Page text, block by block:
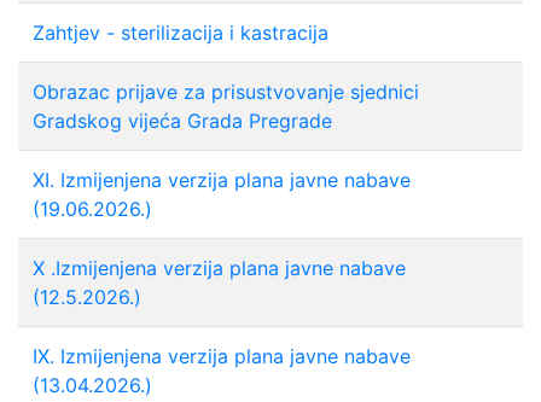
Zahtjev - sterilizacija i kastracija
Obrazac prijave za prisustvovanje sjednici
Gradskog vijeća Grada Pregrade
XI. Izmijenjena verzija plana javne nabave
(19.06.2026.)
X .Izmijenjena verzija plana javne nabave
(12.5.2026.)
IX. Izmijenjena verzija plana javne nabave
(13.04.2026.)